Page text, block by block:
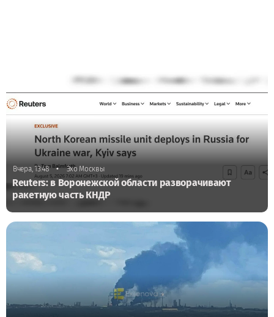
Вчера, 13:48 • Эхо Москвы
Reuters: в Воронежской области разворачивают
ракетную часть КНДР